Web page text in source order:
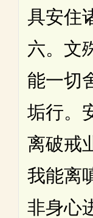
具安住
六。文
能一切
垢行。
离破戒
我能离
非身心